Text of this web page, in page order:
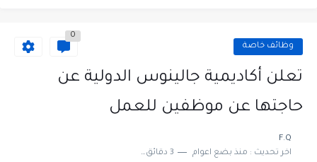
مطلوب عامل نظافة عدد 2 بدوام كامل او جزئي في... وظائف خاصة
0
تعلن أكاديمية جالينوس الدولية عن
حاجتها عن موظفين للعمل
F.Q
اخر تحديث : منذ بضع اعوام 3 دقائق للقراءة